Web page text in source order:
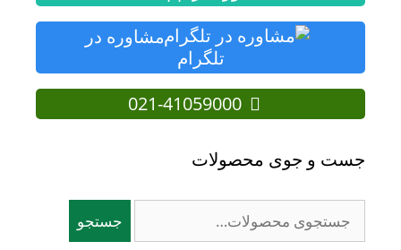
مشاوره در
تلگرام
جست و جوی محصولات
برای:
جستجو